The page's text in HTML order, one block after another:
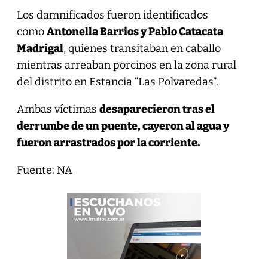
Los damnificados fueron identificados
comoAntonella Barrios y Pablo Catacata
Madrigal, quienes transitaban en caballo
mientras arreaban porcinos en la zona rural
del distrito en Estancia “Las Polvaredas”.
Ambas víctimas desaparecieron tras el
derrumbe de un puente, cayeron al agua y
fueron arrastrados por la corriente.
Fuente: NA